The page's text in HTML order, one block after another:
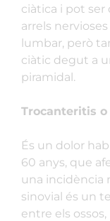
ciàtica i pot
arrels
lumbar, però
ciàtic degut a
piramidal.
Trocanteritis
És un dolor
60 anys, que
una incidència
sinovial és un
entre els